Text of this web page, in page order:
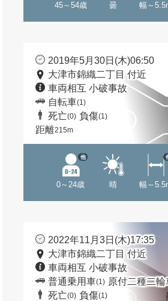
45～54歳 曇 幅～
2019年5月30日(木)06:50
大津市錦織二丁目 付近
車両相互 小破事故
自転車(1)
死亡(0) 負傷(1)
距離215m
0～24歳
他
晴 幅～
2022年11月3日(木)17:35
大津市錦織二丁目 付近
車両相互 小破事故
普通乗用車(1) 原付二種二輪
死亡(0) 負傷(1)